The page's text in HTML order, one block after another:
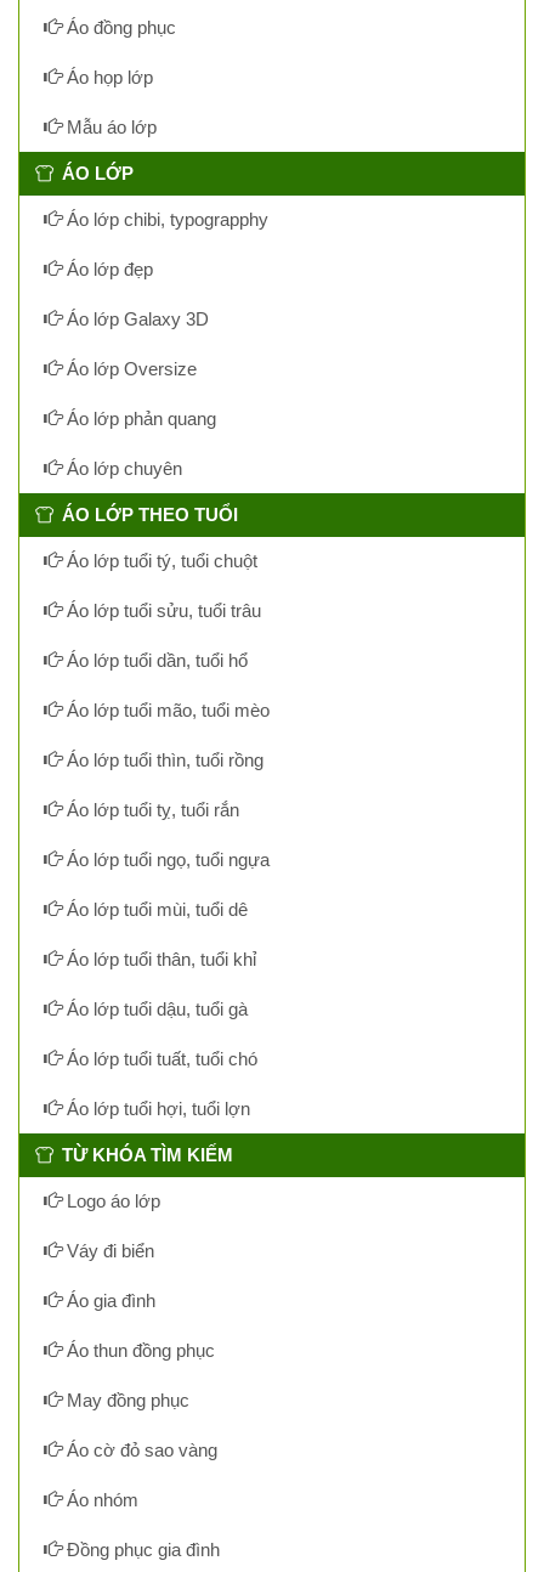
Áo đồng phục
Áo họp lớp
Mẫu áo lớp
ÁO LỚP
Áo lớp chibi, typograpphy
Áo lớp đẹp
Áo lớp Galaxy 3D
Áo lớp Oversize
Áo lớp phản quang
Áo lớp chuyên
ÁO LỚP THEO TUỔI
Áo lớp tuổi tý, tuổi chuột
Áo lớp tuổi sửu, tuổi trâu
Áo lớp tuổi dần, tuổi hổ
Áo lớp tuổi mão, tuổi mèo
Áo lớp tuổi thìn, tuổi rồng
Áo lớp tuổi tỵ, tuổi rắn
Áo lớp tuổi ngọ, tuổi ngựa
Áo lớp tuổi mùi, tuổi dê
Áo lớp tuổi thân, tuổi khỉ
Áo lớp tuổi dậu, tuổi gà
Áo lớp tuổi tuất, tuổi chó
Áo lớp tuổi hợi, tuổi lợn
TỪ KHÓA TÌM KIẾM
Logo áo lớp
Váy đi biển
Áo gia đình
Áo thun đồng phục
May đồng phục
Áo cờ đỏ sao vàng
Áo nhóm
Đồng phục gia đình